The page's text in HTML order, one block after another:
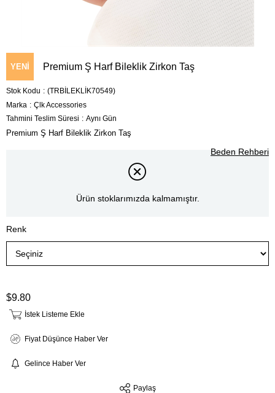
YENI
ÜRÜN
Premium Ş Harf Bileklik Zirkon Taş
Stok Kodu
(TRBİLEKLİK70549)
Marka : Çlk Accessories
Tahmini Teslim Süresi : Aynı Gün
Premium Ş Harf Bileklik Zirkon Taş
Beden Rehberi
Ürün stoklarımızda kalmamıştır.
Renk
$9.80
İstek Listeme Ekle
Fiyat Düşünce Haber Ver
Gelince Haber Ver
Paylaş